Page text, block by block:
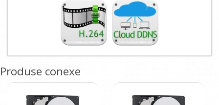
Produse conexe